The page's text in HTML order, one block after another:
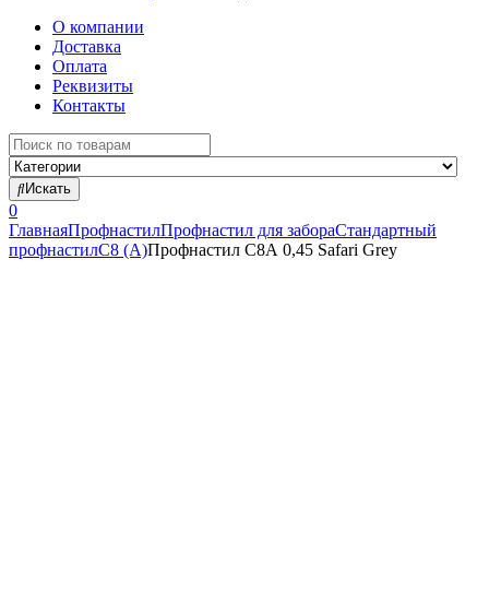
О компании
Доставка
Оплата
Реквизиты
Контакты
Search
for:
Искать
0
ГлавнаяПрофнастилПрофнастил для забораСтандартный
профнастилС8 (А)Профнастил С8А 0,45 Safari Grey